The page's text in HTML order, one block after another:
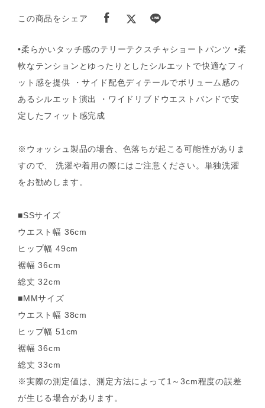
この商品をシェア
•柔らかいタッチ感のテリーテクスチャショートパンツ •柔
軟なテンションとゆったりとしたシルエットで快適なフィ
ット感を提供 ・サイド配色ディテールでボリューム感の
あるシルエット演出 ・ワイドリブドウエストバンドで安
定したフィット感完成
※ウォッシュ製品の場合、色落ちが起こる可能性がありま
すので、 洗濯や着用の際にはご注意ください。単独洗濯
をお勧めします。
■SSサイズ
ウエスト幅 36cm
ヒップ幅 49cm
裾幅 36cm
総丈 32cm
■MMサイズ
ウエスト幅 38cm
ヒップ幅 51cm
裾幅 36cm
総丈 33cm
※実際の測定値は、測定方法によって1～3cm程度の誤差
が生じる場合があります。